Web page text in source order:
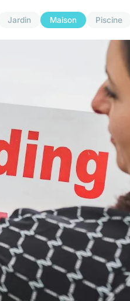
Jardin Maison Piscine